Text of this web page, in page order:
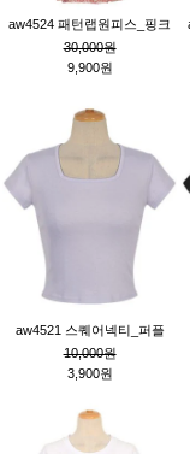
aw4524 패턴랩원피스_핑크
30,000원
9,900원
aw4521 스퀘어넥티_퍼플
10,000원
3,900원